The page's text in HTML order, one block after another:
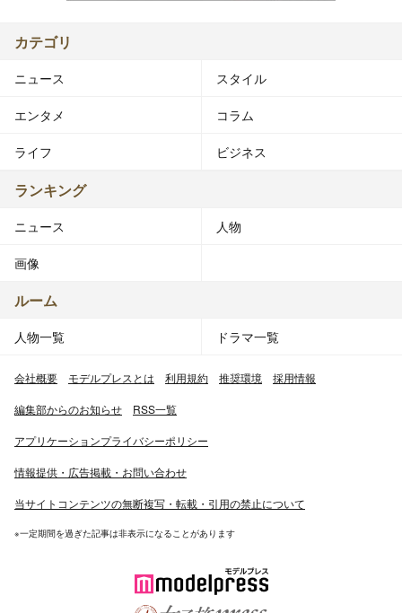
カテゴリ
ニュース スタイル
エンタメ コラム
ライフ ビジネス
ランキング
ニュース 人物
画像
ルーム
人物一覧 ドラマ一覧
会社概要 モデルプレスとは 利用規約 推奨環境 採用情報
編集部からのお知らせ RSS一覧
アプリケーションプライバシーポリシー
情報提供・広告掲載・お問い合わせ
当サイトコンテンツの無断複写・転載・引用の禁止について
※一定期間を過ぎた記事は非表示になることがあります